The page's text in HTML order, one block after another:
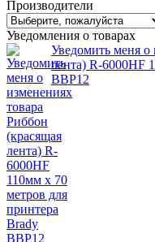
Производители
Уведомления о товарах
Уведомить меня о
лента) R-6000HF
BBP12